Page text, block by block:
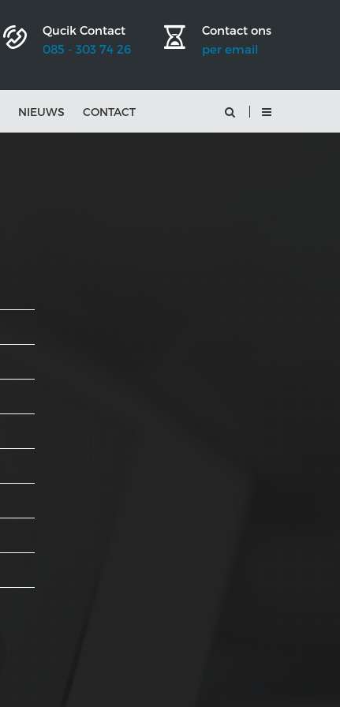
Qucik Contact
085 - 303 74 26
Contact ons
per email
NIEUWS CONTACT